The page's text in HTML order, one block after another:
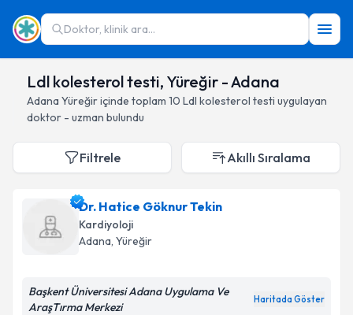
Doktor, klinik ara...
Ldl kolesterol testi, Yüreğir - Adana
Adana Yüreğiriçinde toplam 10 Ldl kolesterol testi uygulayan
doktor - uzman bulundu
Filtrele Akıllı Sıralama
Dr. Hatice Göknur Tekin
Kardiyoloji
Adana, Yüreğir
Başkent Üniversitesi Adana Uygulama Ve
AraşTırma Merkezi
Haritada Göster